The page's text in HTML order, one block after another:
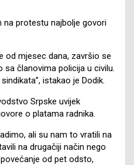
na protestu najbolje govori
od mjesec dana, završio se
sa članovima policija u civilu.
istakao je Dodik.
Srpske uvijek
o platama radnika.
ali su nam to vratili na
na drugačiji način nego
od pet odsto,